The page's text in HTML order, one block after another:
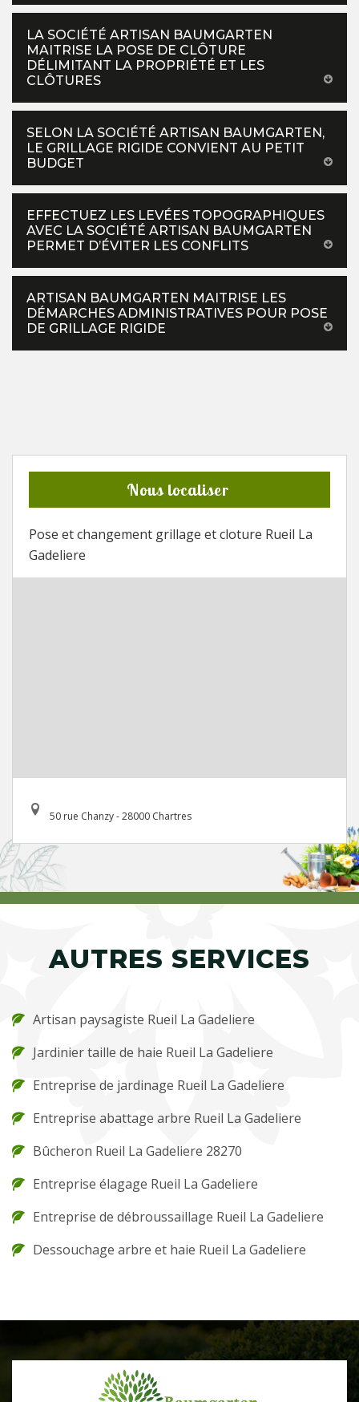
LA SOCIÉTÉ ARTISAN BAUMGARTEN
MAITRISE LA POSE DE CLÔTURE
DÉLIMITANT LA PROPRIÉTÉ ET LES
CLÔTURES
SELON LA SOCIÉTÉ ARTISAN BAUMGARTEN,
LE GRILLAGE RIGIDE CONVIENT AU PETIT
BUDGET
EFFECTUEZ LES LEVÉES TOPOGRAPHIQUES
AVEC LA SOCIÉTÉ ARTISAN BAUMGARTEN
PERMET D’ÉVITER LES CONFLITS
ARTISAN BAUMGARTEN MAITRISE LES
DÉMARCHES ADMINISTRATIVES POUR POSE
DE GRILLAGE RIGIDE
Nous localiser
Pose et changement grillage et cloture Rueil La
Gadeliere
50 rue Chanzy - 28000 Chartres
AUTRES SERVICES
Artisan paysagiste Rueil La Gadeliere
Jardinier taille de haie Rueil La Gadeliere
Entreprise de jardinage Rueil La Gadeliere
Entreprise abattage arbre Rueil La Gadeliere
Bûcheron Rueil La Gadeliere 28270
Entreprise élagage Rueil La Gadeliere
Entreprise de débroussaillage Rueil La Gadeliere
Dessouchage arbre et haie Rueil La Gadeliere